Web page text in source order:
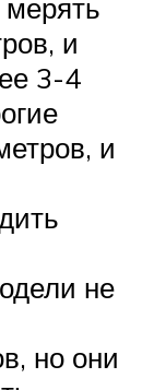
и
3-4
и
не
но они